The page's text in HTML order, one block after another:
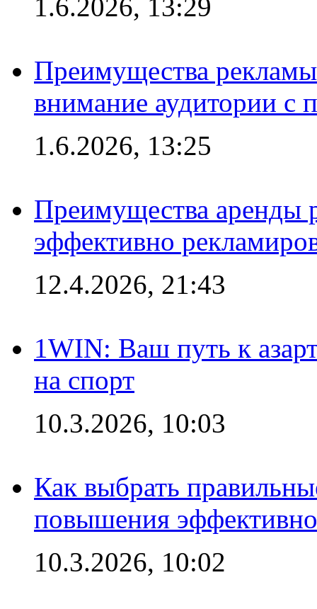
1.6.2026, 13:29
Преимущества
внимание аудитории
1.6.2026, 13:25
Преимущества аренды
эффективно
12.4.2026, 21:43
1WIN: Ваш путь к
на спорт
10.3.2026, 10:03
Как выбрать
повышения
10.3.2026, 10:02